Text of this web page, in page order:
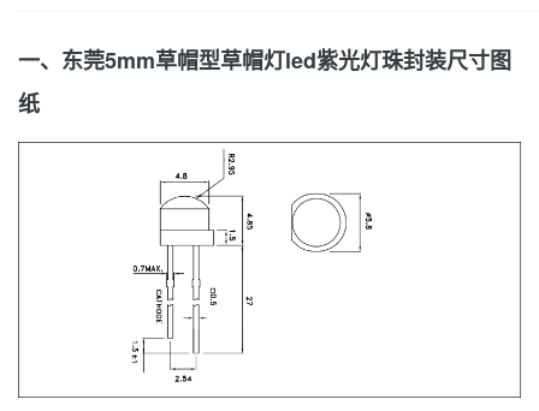
一、东莞5mm草帽型草帽灯led紫光灯珠封装尺寸图
纸